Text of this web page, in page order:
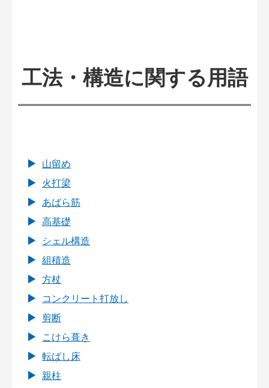
工法・構造に関する用語
山留め
火打梁
あばら筋
高基礎
シェル構造
組積造
方杖
コンクリート打放し
剪断
こけら葺き
転ばし床
親柱